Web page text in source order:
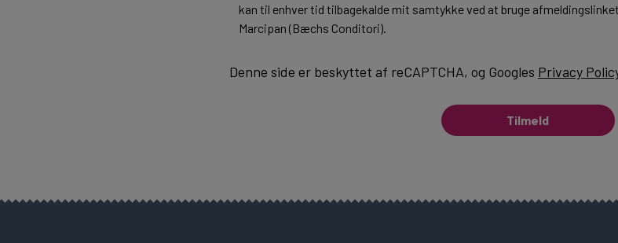
kan til enhver tid tilbagekalde mit samtykke ved at bruge
Marcipan (Bæchs Conditori).
Denne side er beskyttet af reCAPTCHA, og Googles Privacy
Tilmeld